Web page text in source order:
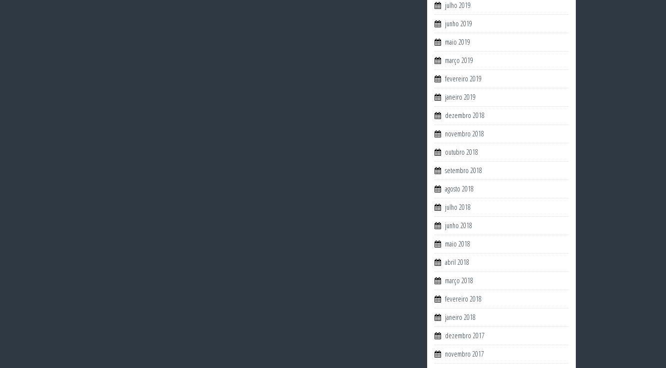
julho 2019
junho 2019
maio 2019
março 2019
fevereiro 2019
janeiro 2019
dezembro 2018
novembro 2018
outubro 2018
setembro 2018
agosto 2018
julho 2018
junho 2018
maio 2018
abril 2018
março 2018
fevereiro 2018
janeiro 2018
dezembro 2017
novembro 2017